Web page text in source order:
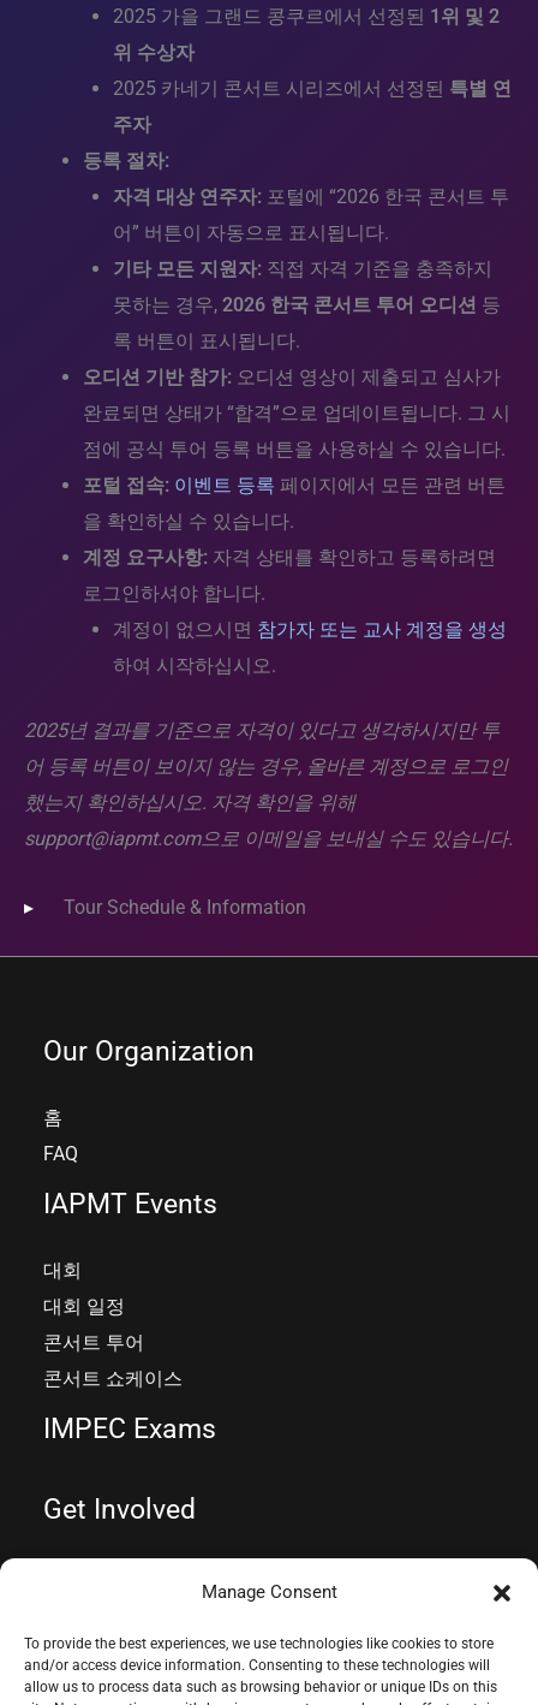
Manage Consent
To provide the best experiences, we use technologies like cookies to store
and/or access device information. Consenting to these technologies will
allow us to process data such as browsing behavior or unique IDs on this
2025 가을 그랜드 콩쿠르에서 선정된 1위 및 2
위 수상자
2025 카네기 콘서트 시리즈에서 선정된 특별 연
주자
등록 절차:
자격 대상 연주자: 포털에 “2026 한국 콘서트 투
어” 버튼이 자동으로 표시됩니다.
기타 모든 지원자: 직접 자격 기준을 충족하지
못하는 경우, 2026 한국 콘서트 투어 오디션 등
록 버튼이 표시됩니다.
오디션 기반 참가: 오디션 영상이 제출되고 심사가
완료되면 상태가 “합격”으로 업데이트됩니다. 그 시
점에 공식 투어 등록 버튼을 사용하실 수 있습니다.
포털 접속: 이벤트 등록 페이지에서 모든 관련 버튼
을 확인하실 수 있습니다.
계정 요구사항: 자격 상태를 확인하고 등록하려면
로그인하셔야 합니다.
계정이 없으시면 참가자 또는 교사 계정을 생성
하여 시작하십시오.
2025년 결과를 기준으로 자격이 있다고 생각하시지만 투
어 등록 버튼이 보이지 않는 경우, 올바른 계정으로 로그인
했는지 확인하십시오. 자격 확인을 위해
support@iapmt.com으로 이메일을 보내실 수도 있습니다.
Tour Schedule & Information
Our Organization
홈
FAQ
IAPMT Events
대회
대회 일정
콘서트 투어
콘서트 쇼케이스
IMPEC Exams
Get Involved
Copyright © 2026 IAPMT